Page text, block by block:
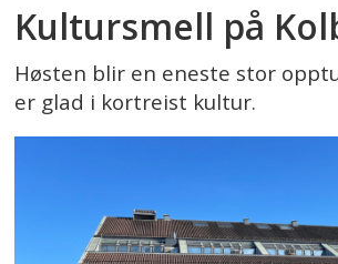
Kultursmell på
Høsten blir en eneste stor
er glad i kortreist kultur.